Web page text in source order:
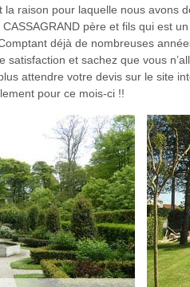
la raison pour laquelle nous avons
père et fils qui est
déjà de nombreuses
satisfaction et sachez que vous
attendre votre devis sur le site
pour ce mois-ci !!